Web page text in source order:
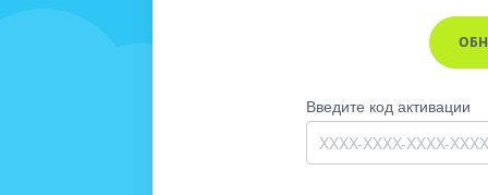
Введите код активации